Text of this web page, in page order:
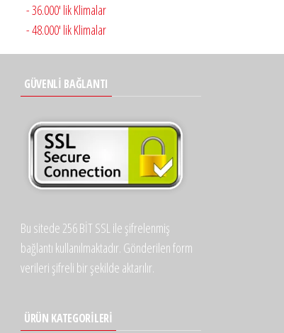
- 36.000' lik Klimalar
- 48.000' lik Klimalar
GÜVENLİ BAĞLANTI
Bu sitede 256 BİT SSL ile şifrelenmiş
bağlantı kullanılmaktadır. Gönderilen form
verileri şifreli bir şekilde aktarılır.
ÜRÜN KATEGORILERI